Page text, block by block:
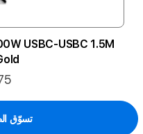
USBC-USBC 1.5M
تسوّق